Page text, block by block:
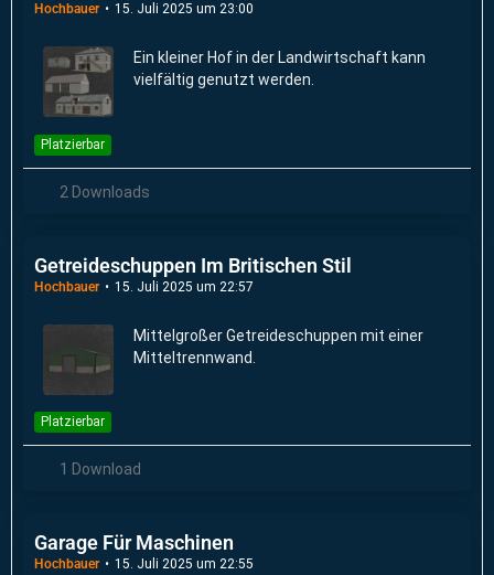
Hochbauer 15. Juli 2025 um 23:00
Ein kleiner Hof in der Landwirtschaft kann
vielfältig genutzt werden.
Platzierbar
2 Downloads
Getreideschuppen Im Britischen Stil
Hochbauer 15. Juli 2025 um 22:57
Mittelgroßer Getreideschuppen mit einer
Mitteltrennwand.
Platzierbar
1 Download
Garage Für Maschinen
Hochbauer 15. Juli 2025 um 22:55